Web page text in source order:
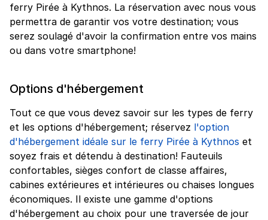
ferry Pirée à Kythnos. La réservation avec nous vous
permettra de garantir vos votre destination; vous
serez soulagé d'avoir la confirmation entre vos mains
ou dans votre smartphone!
Options d'hébergement
Tout ce que vous devez savoir sur les types de ferry
et les options d'hébergement; réservez l'option
d'hébergement idéale sur le ferry Pirée à Kythnos et
soyez frais et détendu à destination! Fauteuils
confortables, sièges confort de classe affaires,
cabines extérieures et intérieures ou chaises longues
économiques. Il existe une gamme d'options
d'hébergement au choix pour une traversée de jour